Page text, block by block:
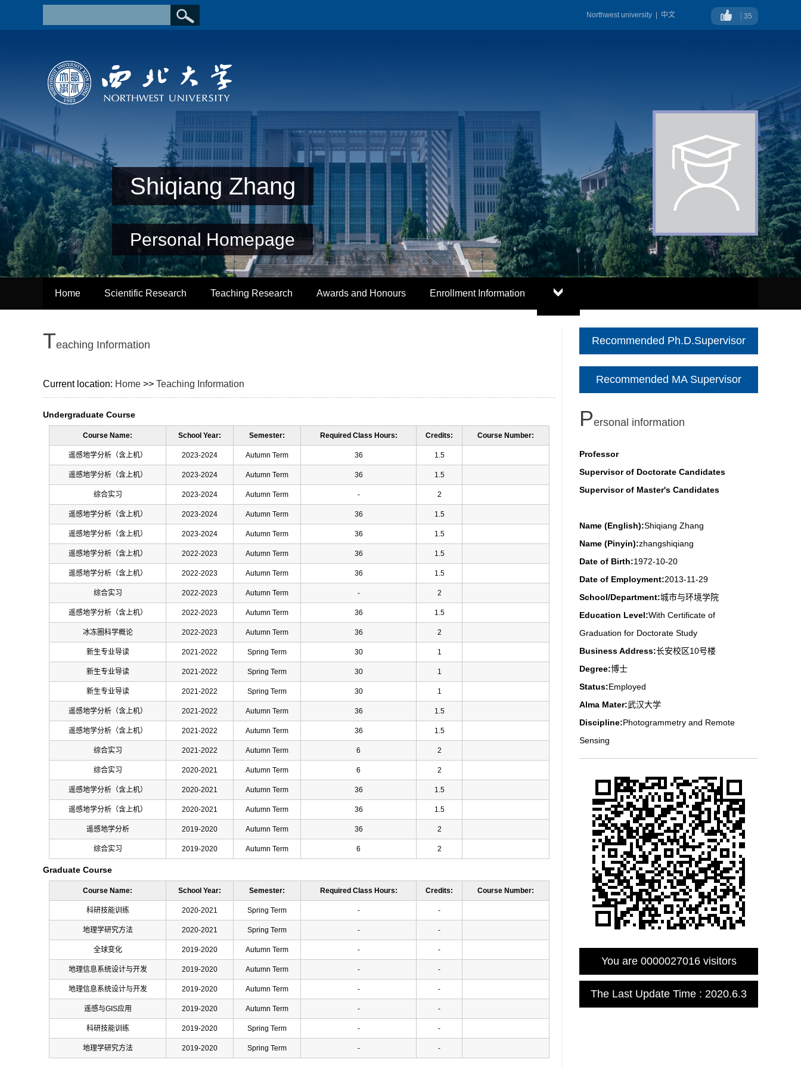
中文
Northwest university 35
Shiqiang Zhang
Personal Homepage
Home Scientific Research Teaching Research Awards and Honours Enrollment Information
Teaching Information
Current location: Home >> Teaching Information
Undergraduate Course
Course Name: School Year: Semester: Required Class Hours: Credits: Course Number:
遥感地学分析（含上机） 2023-2024 Autumn Term 36 1.5
遥感地学分析（含上机） 2023-2024 Autumn Term 36 1.5
综合实习 2023-2024 Autumn Term - 2
遥感地学分析（含上机） 2023-2024 Autumn Term 36 1.5
遥感地学分析（含上机） 2023-2024 Autumn Term 36 1.5
遥感地学分析（含上机） 2022-2023 Autumn Term 36 1.5
遥感地学分析（含上机） 2022-2023 Autumn Term 36 1.5
综合实习 2022-2023 Autumn Term - 2
遥感地学分析（含上机） 2022-2023 Autumn Term 36 1.5
冰冻圈科学概论 2022-2023 Autumn Term 36 2
新生专业导读 2021-2022 Spring Term 30 1
新生专业导读 2021-2022 Spring Term 30 1
新生专业导读 2021-2022 Spring Term 30 1
遥感地学分析（含上机） 2021-2022 Autumn Term 36 1.5
遥感地学分析（含上机） 2021-2022 Autumn Term 36 1.5
综合实习 2021-2022 Autumn Term 6 2
综合实习 2020-2021 Autumn Term 6 2
遥感地学分析（含上机） 2020-2021 Autumn Term 36 1.5
遥感地学分析（含上机） 2020-2021 Autumn Term 36 1.5
遥感地学分析 2019-2020 Autumn Term 36 2
综合实习 2019-2020 Autumn Term 6 2
Graduate Course
Course Name: School Year: Semester: Required Class Hours: Credits: Course Number:
科研技能训练 2020-2021 Spring Term - -
地理学研究方法 2020-2021 Spring Term - -
全球变化 2019-2020 Autumn Term - -
地理信息系统设计与开发 2019-2020 Autumn Term - -
地理信息系统设计与开发 2019-2020 Autumn Term - -
遥感与GIS应用 2019-2020 Autumn Term - -
科研技能训练 2019-2020 Spring Term - -
地理学研究方法 2019-2020 Spring Term - -
Recommended Ph.D.Supervisor
Recommended MA Supervisor
Personal information
Professor
Supervisor of Doctorate Candidates
Supervisor of Master's Candidates
Name (English):Shiqiang Zhang
Name (Pinyin):zhangshiqiang
Date of Birth:1972-10-20
Date of Employment:2013-11-29
School/Department:城市与环境学院
Education Level:With Certificate of
Graduation for Doctorate Study
Business Address:长安校区10号楼
Degree:博士
Status:Employed
Alma Mater:武汉大学
Discipline:Photogrammetry and Remote
Sensing
You are 0000027016visitors
The Last Update Time : 2020.6.3